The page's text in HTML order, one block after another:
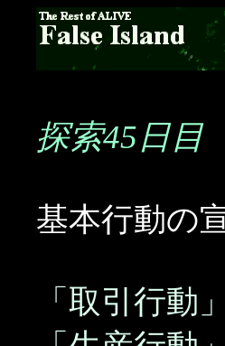
探索45日目
基本行動の
「取引行動